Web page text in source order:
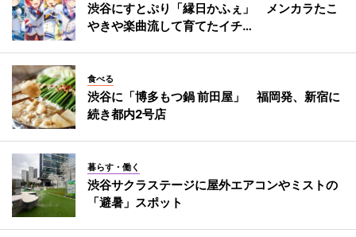
渋谷にすとぷり「縁日かふぇ」 メンカラたこ
やきや楽曲流して育てたイチ…
食べる
渋谷に「博多もつ鍋 前田屋」 福岡発、新宿に
続き都内2号店
暮らす・働く
渋谷サクラステージに屋外エアコンやミストの
「避暑」スポット